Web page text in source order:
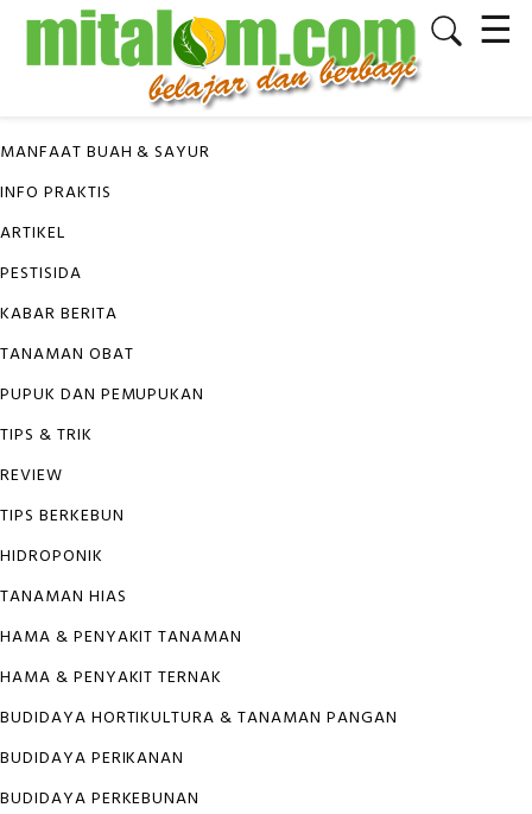
☰
✕
MANFAAT BUAH & SAYUR
INFO PRAKTIS
ARTIKEL
PESTISIDA
KABAR BERITA
TANAMAN OBAT
PUPUK DAN PEMUPUKAN
TIPS & TRIK
REVIEW
TIPS BERKEBUN
HIDROPONIK
TANAMAN HIAS
HAMA & PENYAKIT TANAMAN
HAMA & PENYAKIT TERNAK
BUDIDAYA HORTIKULTURA & TANAMAN PANGAN
BUDIDAYA PERIKANAN
BUDIDAYA PERKEBUNAN